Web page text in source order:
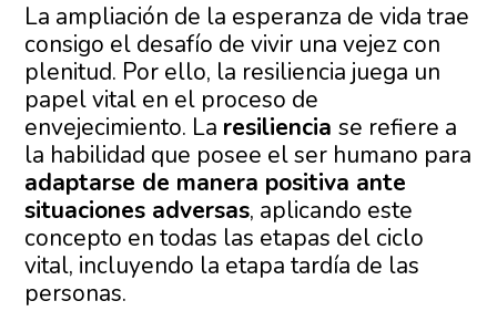
La ampliación de la esperanza de vida trae
consigo el desafío de vivir una vejez con
plenitud. Por ello, la resiliencia juega un
papel vital en el proceso de
envejecimiento. La resilienciase refiere a
la habilidad que posee el ser humano para
adaptarse de manera positiva ante
situaciones adversas, aplicando este
concepto en todas las etapas del ciclo
vital, incluyendo la etapa tardía de las
personas.